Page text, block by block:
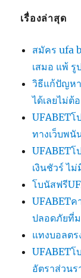
เรื่องล่าสุด
สมัคร ufa
เสมอ แพ้ รู
วิธีแก้ปัญหา
ได้เลยไม่ต้
UFABET
ทางเว็บพนั
UFABET
เงินชัวร์ ไม่
โบนัสฟรี
UFABET
ปลอดภัยที่
แทงบอลตร
UFABETโ
อัตราส่วนร